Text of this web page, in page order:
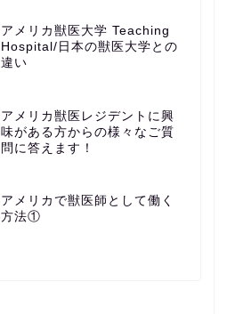
アメリカ獣医大学 Teaching
Hospital/日本の獣医大学との
違い
アメリカ獣医レジデントに興
味がある方からの様々なご質
問に答えます！
アメリカで獣医師として働く
方法①